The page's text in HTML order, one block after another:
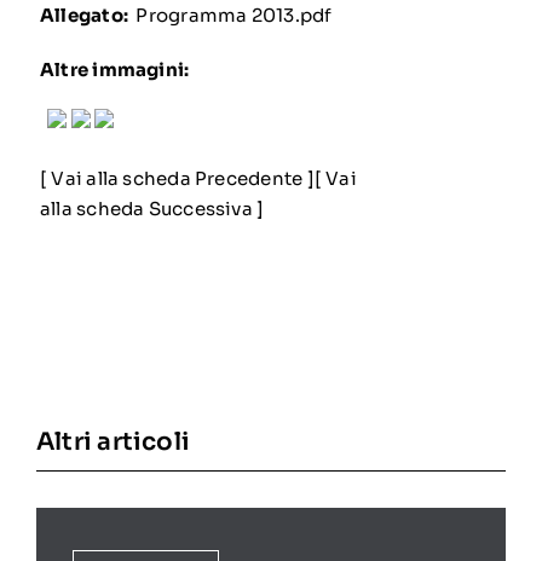
Allegato: Programma 2013.pdf
Altre immagini:
[Vai alla scheda Precedente ][Vai
alla scheda Successiva ]
Altri articoli